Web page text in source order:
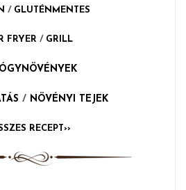
/ GLUTÉNMENTES
FRYER / GRILL
/ NÖVÉNYI TEJEK
RECEPT››